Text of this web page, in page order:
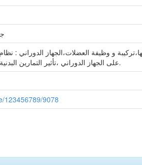
و وظيفة العضلات،الجهاز الدوراني : نظام
على الجهاز الدوراني ،تأثير التمارين البدنية على الجهاز التنفسي ،الرياضة في المرتفعات.
123456789/9078